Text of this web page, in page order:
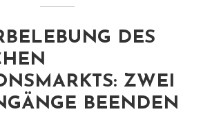
DES
ZWEI
BEENDEN